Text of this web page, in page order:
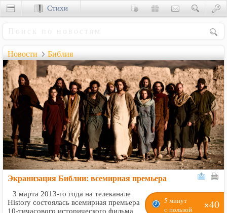
Новости Библия
Экранизация Библии: всемирная премьера
5 минут ×40
с пользой
3 марта 2013-го года на телеканале
History состоялась всемирная премьера
10-тичасового исторического фильма
Стихи